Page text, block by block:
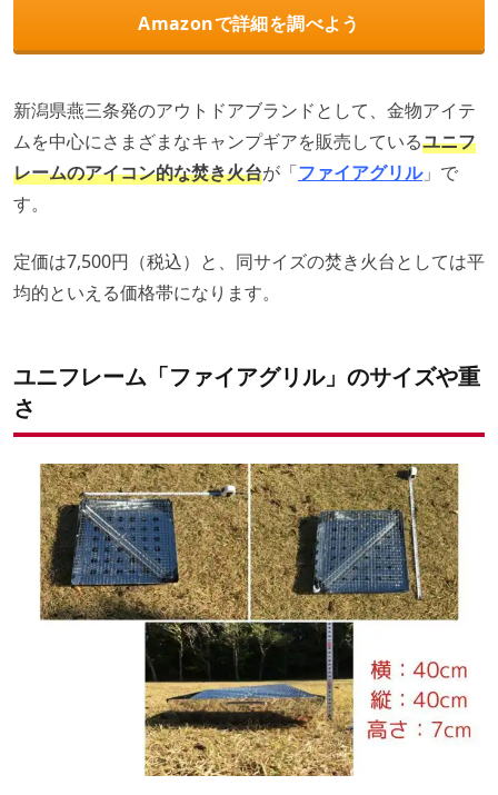
Amazonで詳細を調べよう
新潟県燕三条発のアウトドアブランドとして、金物アイテ
ムを中心にさまざまなキャンプギアを販売しているユニフ
レームのアイコン的な焚き火台が「ファイアグリル」で
す。
定価は7,500円（税込）と、同サイズの焚き火台としては平
均的といえる価格帯になります。
ユニフレーム「ファイアグリル」のサイズや重
さ